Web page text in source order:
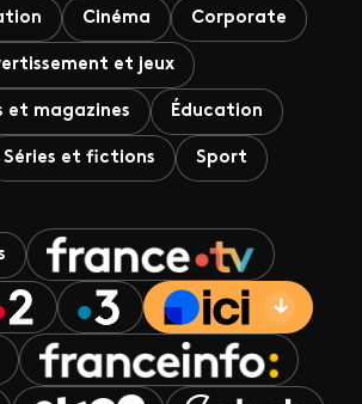
Cinéma Corporate
et jeux
et magazines Éducation
Séries et fictions Sport